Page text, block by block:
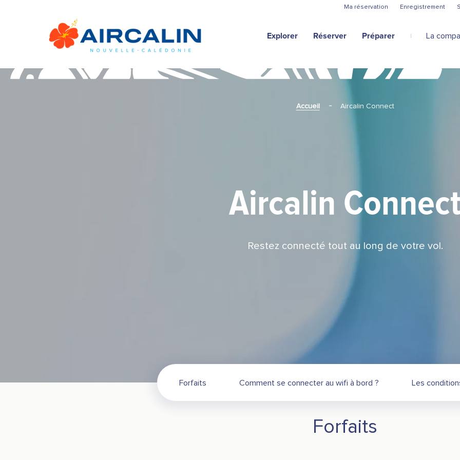
Aller au contenu principal
Ma réservation Enregistrement
Explorer Réserver Préparer La
Accueil Aircalin Connect
Aircalin Connect
Restez connecté tout au long de votre vol.
Forfaits Comment se connecter au wifi à bord ? Les
Forfaits